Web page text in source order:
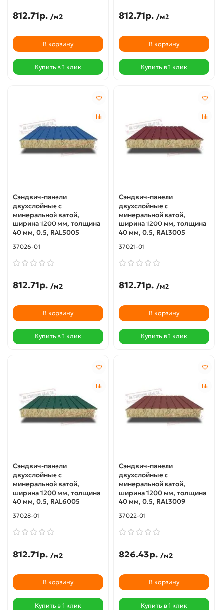
812.71р. /м2
В корзину
Купить в 1 клик
812.71р. /м2
В корзину
Купить в 1 клик
Сэндвич-панели
двухслойные с
минеральной ватой,
ширина 1200 мм, толщина
40 мм, 0.5, RAL5005
37026-01
812.71р. /м2
В корзину
Купить в 1 клик
Сэндвич-панели
двухслойные с
минеральной ватой,
ширина 1200 мм, толщина
40 мм, 0.5, RAL3005
37021-01
812.71р. /м2
В корзину
Купить в 1 клик
Сэндвич-панели
двухслойные с
минеральной ватой,
ширина 1200 мм, толщина
40 мм, 0.5, RAL6005
37028-01
812.71р. /м2
В корзину
Купить в 1 клик
Сэндвич-панели
двухслойные с
минеральной ватой,
ширина 1200 мм, толщина
40 мм, 0.5, RAL3009
37022-01
826.43р. /м2
В корзину
Купить в 1 клик